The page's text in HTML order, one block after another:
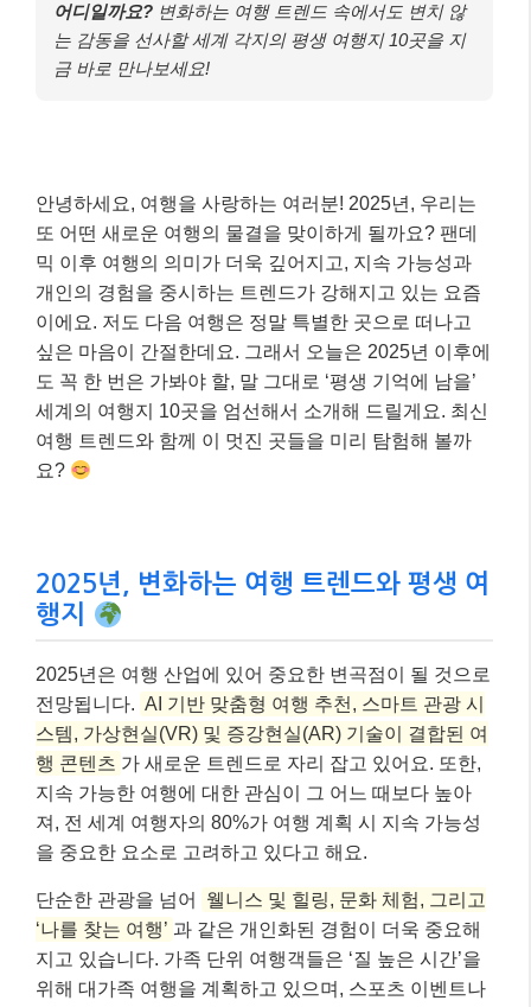
어디일까요? 변화하는 여행 트렌드 속에서도 변치 않
는 감동을 선사할 세계 각지의 평생 여행지 10곳을 지
금 바로 만나보세요!
안녕하세요, 여행을 사랑하는 여러분! 2025년, 우리는
또 어떤 새로운 여행의 물결을 맞이하게 될까요? 팬데
믹 이후 여행의 의미가 더욱 깊어지고, 지속 가능성과
개인의 경험을 중시하는 트렌드가 강해지고 있는 요즘
이에요. 저도 다음 여행은 정말 특별한 곳으로 떠나고
싶은 마음이 간절한데요. 그래서 오늘은 2025년 이후에
도 꼭 한 번은 가봐야 할, 말 그대로 ‘평생 기억에 남을’
세계의 여행지 10곳을 엄선해서 소개해 드릴게요. 최신
여행 트렌드와 함께 이 멋진 곳들을 미리 탐험해 볼까
요?
2025년, 변화하는 여행 트렌드와 평생 여
행지
2025년은 여행 산업에 있어 중요한 변곡점이 될 것으로
전망됩니다. AI 기반 맞춤형 여행 추천, 스마트 관광 시
스템, 가상현실(VR) 및 증강현실(AR) 기술이 결합된 여
행 콘텐츠 가 새로운 트렌드로 자리 잡고 있어요. 또한,
지속 가능한 여행에 대한 관심이 그 어느 때보다 높아
져, 전 세계 여행자의 80%가 여행 계획 시 지속 가능성
을 중요한 요소로 고려하고 있다고 해요.
단순한 관광을 넘어
웰니스 및 힐링, 문화 체험, 그리고
‘나를 찾는 여행’ 과 같은 개인화된 경험이 더욱 중요해
지고 있습니다. 가족 단위 여행객들은 ‘질 높은 시간’을
위해 대가족 여행을 계획하고 있으며, 스포츠 이벤트나